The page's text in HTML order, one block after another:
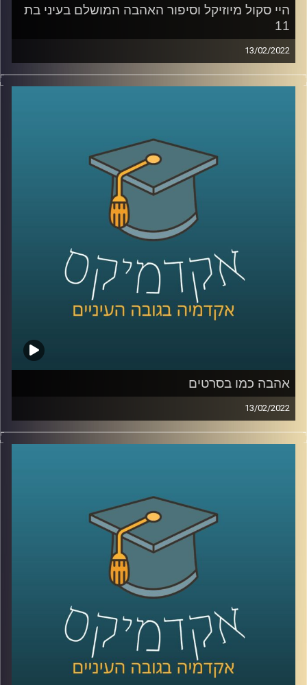
היי סקול מיוזיקל וסיפור האהבה המושלם בעיני בת
11
13/02/2022
רובנו צפינו בילדותינו סרטי דיסני ושמענו אגדות לפני השינה.
ד"ר שירי רזניק, פסיכולוגית חברתית וחוקרת תקשורת, בדקה
הפריפריה את הסרט "היי סקול מיוזיקל" לאופן בו הסרט פורש
על ידי בנות המרכז?
האזינו להמשך השיחה שקיימתי עם ד"ר שירי רזניק, מרצת
הקורס ייצוגים של אהבה וזוגיות בתרבות הפופולארית.
לשיחה עם ד"ר שירי רזניק על "אהבה כמו בסרטים" –
לשיחה עם ד"ר שירי רזניק על אהבה וצרכנות –לחצו כאן
אהבה כמו בסרטים
13/02/2022
כולם רוצים אהבה כמו בסרטים, כזאת שממבט ראשון יודעים
בה ש"זה-זה". אבל מהי בעצם אותה אהבה הוליוודית ומה הבעיה
האזינו לשיחה שקיימתי עם ד"ר שירי רזניק, פסיכולוגית חברתית
וחוקרת תקשורת, מרצת הקורס "ייצוגים של אהבה וזוגיות
בתרבות הפופולארית".
לשיחה עם ד"ר שירי רזניק על איך ילדות תופסות סיפורי אהבה
לשיחה עם ד"ר רזניק עם הקשר בין אהבה לצרכנות –